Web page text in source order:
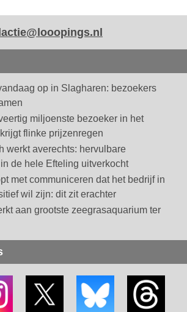
op in Slagharen: bezoekers
miljoenste bezoeker in het
flinke prijzenregen
werkt averechts: hervulbare
de hele Efteling uitverkocht
met communiceren dat het bedrijf in
wil zijn: dit zit erachter
aan grootste zeegrasaquarium ter